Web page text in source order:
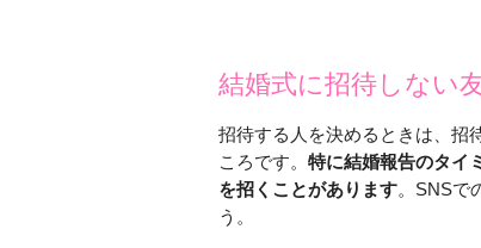
結婚式に招待しない
招待する人を決めるときは、招
ころです。 特に結婚報告のタイ
を招くことがあります。SNSで
う。